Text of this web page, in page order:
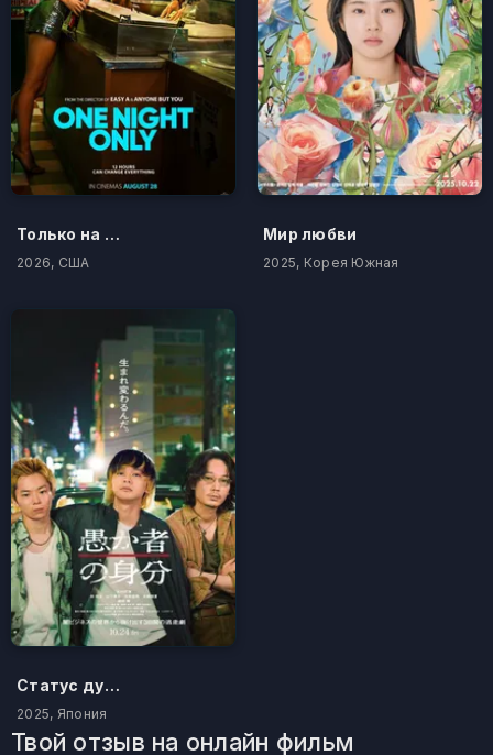
Только на одну ночь
2026, США
Мир любви
2025, Корея Южная
Статус дурака
2025, Япония
Твой отзыв на онлайн фильм